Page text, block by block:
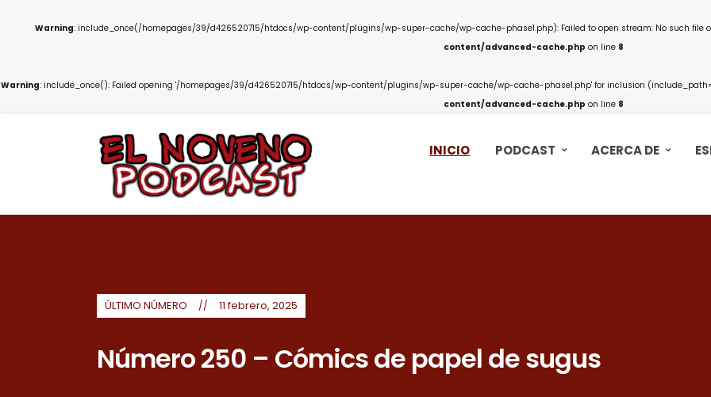
Warning: include_once(/homepages/39/d426520715/htdocs/wp-content/plugins/wp-super-cache/wp-cache-phase1.php): Failed to open stream: No such file
content/advanced-cache.php on line 8
Warning: include_once(): Failed opening '/homepages/39/d426520715/htdocs/wp-content/plugins/wp-super-cache/wp-cache-phase1.php' for inclusion
content/advanced-cache.php on line 8
INICIO PODCAST ACERCA DE
ÚLTIMO NÚMERO 11 febrero, 2025
Número 250 – Cómics de papel de sugus